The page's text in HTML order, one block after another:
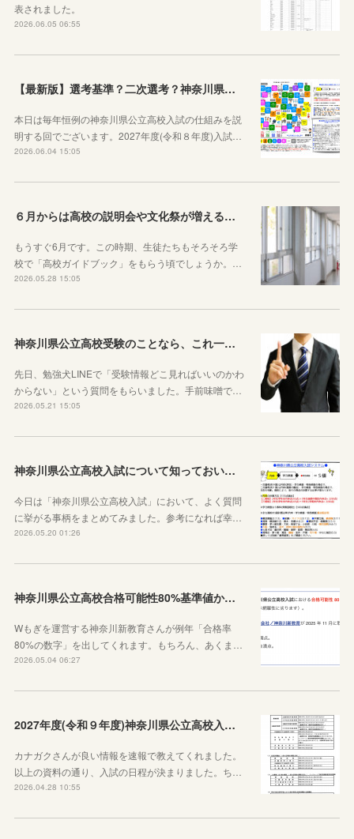
表されました。
2026.06.05 06:55
【最新版】選考基準？二次選考？神奈川県の受験の基本や公立高校入試の仕組みをシンプルに説明してみた
本日は毎年恒例の神奈川県公立高校入試の仕組みを説
明する回でございます。2027年度(令和８年度)入試…
2026.06.04 15:05
６月からは高校の説明会や文化祭が増えることを知っておきましょう
もうすぐ6月です。この時期、生徒たちもそろそろ学
校で「高校ガイドブック」をもらう頃でしょうか。…
2026.05.28 15:05
神奈川県公立高校受験のことなら、これ一本でOKです
先日、勉強犬LINEで「受験情報どこ見ればいいのかわ
からない」という質問をもらいました。手前味噌で…
2026.05.21 15:05
神奈川県公立高校入試について知っておいた方がいい10のこと
今日は「神奈川県公立高校入試」において、よく質問
に挙がる事柄をまとめてみました。参考になれば幸…
2026.05.20 01:26
神奈川県公立高校合格可能性80%基準値からわかること
Wもぎを運営する神奈川新教育さんが例年「合格率
80%の数字」を出してくれます。もちろん、あくま…
2026.05.04 06:27
2027年度(令和９年度)神奈川県公立高校入試日程が決定しました！
カナガクさんが良い情報を速報で教えてくれました。
以上の資料の通り、入試の日程が決まりました。ち…
2026.04.28 10:55